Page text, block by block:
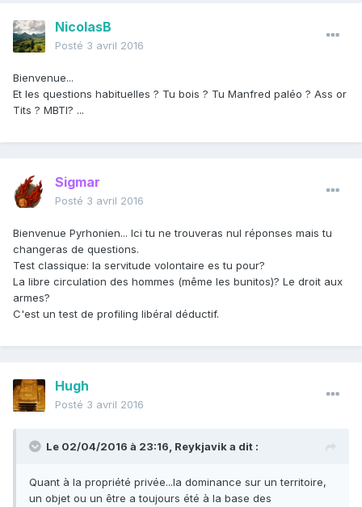
NicolasB
Posté 3 avril 2016
Bienvenue...
Et les questions habituelles ? Tu bois ? Tu Manfred paléo ? Ass or
Tits ? MBTI? ...
Sigmar
Posté 3 avril 2016
Bienvenue Pyrhonien... Ici tu ne trouveras nul réponses mais tu
changeras de questions.
Test classique: la servitude volontaire es tu pour?
La libre circulation des hommes (même les bunitos)? Le droit aux
armes?
C'est un test de profiling libéral déductif.
Hugh
Posté 3 avril 2016
Le 02/04/2016 à 23:16, Reykjavik a dit :
Quant à la propriété privée...la dominance sur un territoire,
un objet ou un être a toujours été à la base des